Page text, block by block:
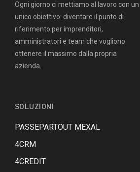
Ogni giorno ci mettiamo al lavoro con un
unico obiettivo: diventare il punto di
riferimento per imprenditori,
amministratori e team che vogliono
ottenere il massimo dalla propria
azienda.
SOLUZIONI
PASSEPARTOUT MEXAL
4CRM
4CREDIT